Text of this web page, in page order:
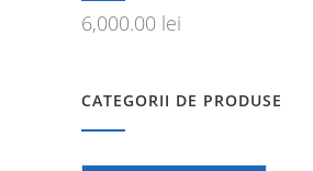
6,000.00 lei
CATEGORII DE PRODUSE